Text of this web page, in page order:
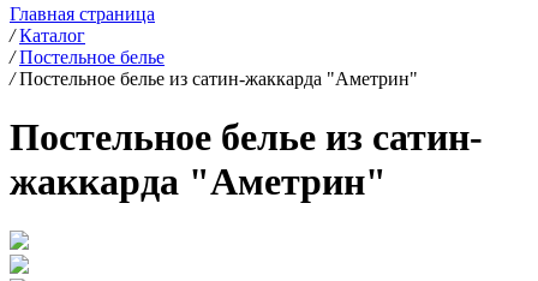
Главная страница
/ Каталог
/ Постельное белье
/ Постельное белье из сатин-жаккарда "Аметрин"
Постельное белье из сатин-
жаккарда "Аметрин"